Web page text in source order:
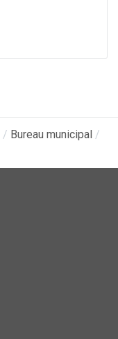
Bureau municipal